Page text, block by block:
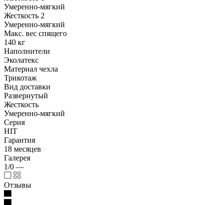
Умеренно-мягкий
Жесткость 2
Умеренно-мягкий
Макс. вес спящего
140 кг
Наполнители
Эколатекс
Материал чехла
Трикотаж
Вид доставки
Развернутый
Жесткость
Умеренно-мягкий
Серия
HIT
Гарантия
18 месяцев
Галерея
1/0 —
Отзывы